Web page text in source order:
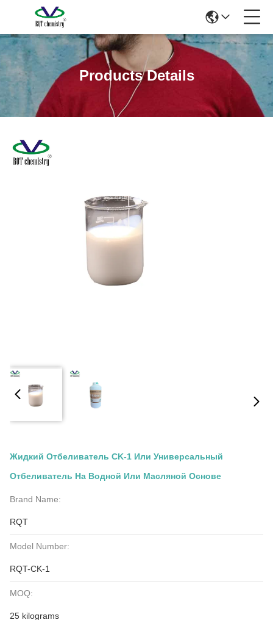
Products Details
Жидкий Отбеливатель CK-1 Или Универсальный
Отбеливатель На Водной Или Масляной Основе
Brand Name:
RQT
Model Number:
RQT-CK-1
MOQ:
25 kilograms